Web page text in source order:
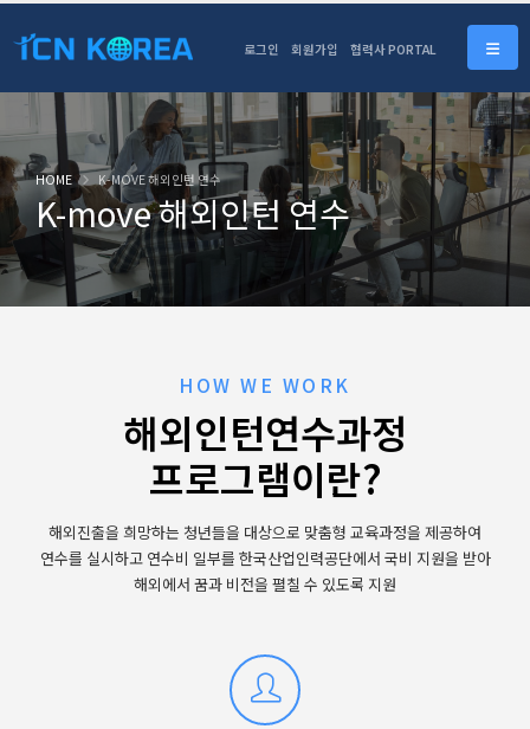
로그인 회원가입 협력사 PORTAL
K-move 해외인턴 연수
HOME K-MOVE 해외인턴 연수
HOW WE WORK
해외인턴연수과정
프로그램이란?
해외진출을 희망하는 청년들을 대상으로 맞춤형 교육과정을 제공하여
연수를 실시하고 연수비 일부를 한국산업인력공단에서 국비 지원을 받아
해외에서 꿈과 비전을 펼칠 수 있도록 지원